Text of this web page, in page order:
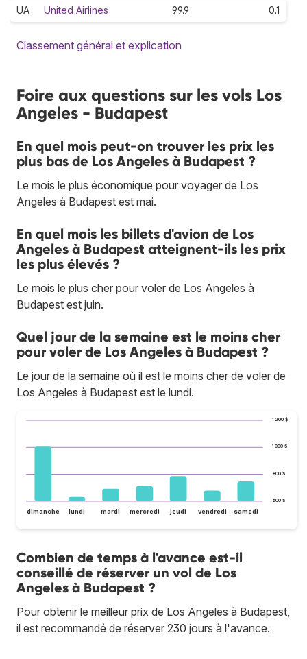
UA United Airlines 99.9 0.1
Classement général et explication
Foire aux questions sur les vols Los
Angeles - Budapest
En quel mois peut-on trouver les prix les
plus bas de Los Angeles à Budapest ?
Le mois le plus économique pour voyager de Los
Angeles à Budapest est mai.
En quel mois les billets d'avion de Los
Angeles à Budapest atteignent-ils les prix
les plus élevés ?
Le mois le plus cher pour voler de Los Angeles à
Budapest est juin.
Quel jour de la semaine est le moins cher
pour voler de Los Angeles à Budapest ?
Le jour de la semaine où il est le moins cher de voler de
Los Angeles à Budapest est le lundi.
600 $
800 $
1 000 $
1 200 $
dimanche lundi mardi mercredi jeudi vendredi samedi
Combien de temps à l'avance est-il
conseillé de réserver un vol de Los
Angeles à Budapest ?
Pour obtenir le meilleur prix de Los Angeles à Budapest,
il est recommandé de réserver 230 jours à l'avance.